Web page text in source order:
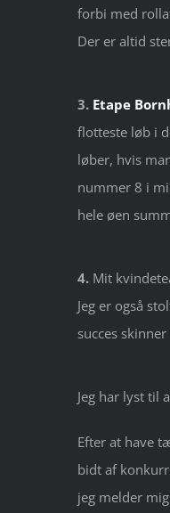
forbi med
Der er altid
3. Etape
flotteste løb i
løber, hvis
nummer 8 i
hele øen
4. Mit
Jeg er også
succes
Jeg har lyst til
Efter at have
bidt af
jeg melder